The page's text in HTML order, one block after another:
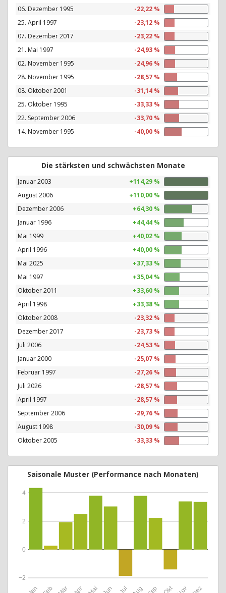
06. Dezember 1995
-22,22 %
25. April 1997
-23,12 %
07. Dezember 2017
-23,22 %
21. Mai 1997
-24,93 %
02. November 1995
-24,96 %
28. November 1995
-28,57 %
08. Oktober 2001
-31,14 %
25. Oktober 1995
-33,33 %
22. September 2006
-33,70 %
14. November 1995
-40,00 %
Die stärksten und schwächsten Monate
Januar 2003
+114,29 %
August 2006
+110,00 %
Dezember 2006
+64,30 %
Januar 1996
+44,44 %
Mai 1999
+40,02 %
April 1996
+40,00 %
Mai 2025
+37,33 %
Mai 1997
+35,04 %
Oktober 2011
+33,60 %
April 1998
+33,38 %
Oktober 2008
-23,32 %
Dezember 2017
-23,73 %
Juli 2006
-24,53 %
Januar 2000
-25,07 %
Februar 1997
-27,26 %
Juli 2026
-28,57 %
April 1997
-28,57 %
September 2006
-29,76 %
August 1998
-30,09 %
Oktober 2005
-33,33 %
Saisonale Muster (Performance nach Monaten)
Apr Jul Okt
−2
0
2
4